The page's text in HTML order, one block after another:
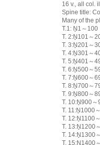
16 v., all col.
Spine title:
Many of the
T.1: N̥1～100
T. 2:N̥101～
T. 3:N̥201～
T. 4:N̥301～
T. 5:N̥401～
T. 6:N̥500～
T. 7:N̥600～
T. 8:N̥700～
T. 9:N̥800～
T. 10:N̥900～
T. 11:N̥1000
T. 12:N̥1100
T. 13:N̥1200
T. 14:N̥1300
T. 15:N̥1400